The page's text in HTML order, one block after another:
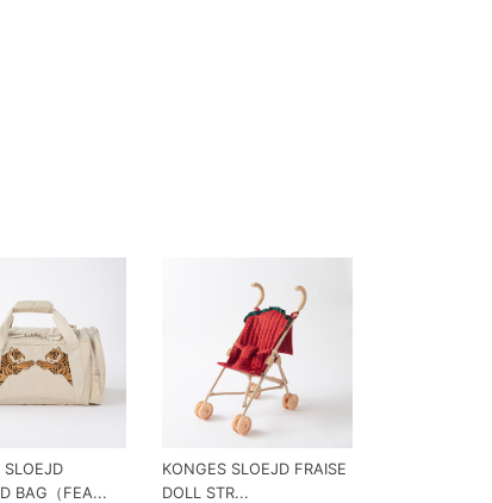
SLOEJD
BAG（FEA...
KONGES SLOEJD FRAISE
DOLL STR...